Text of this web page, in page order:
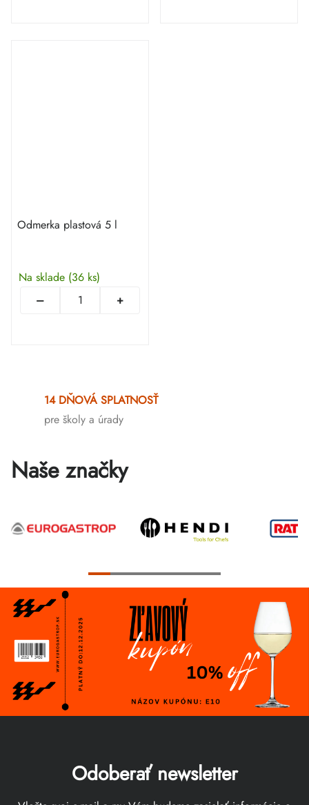
Odmerka plastová 5 l
Na sklade (36 ks)
prvky
14 DŇOVÁ SPLATNOSŤ
pre školy a úrady
Naše značky
Odoberať newsletter